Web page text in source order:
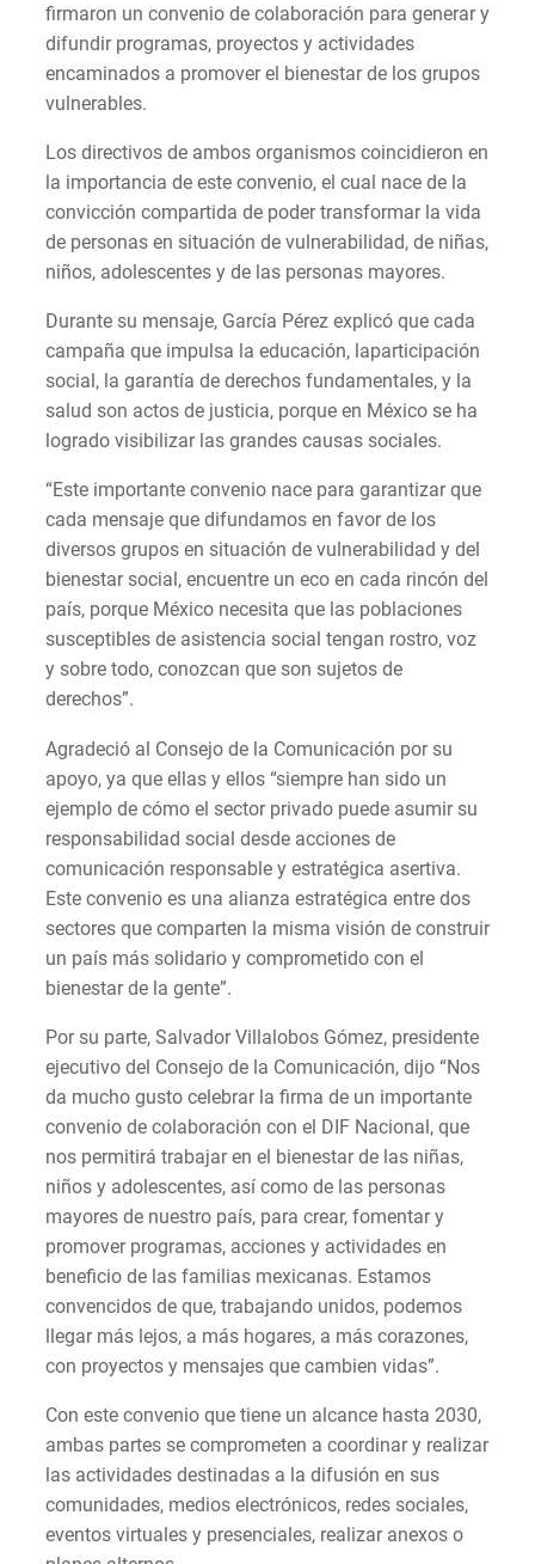
firmaron un convenio de colaboración para generar y
difundir programas, proyectos y actividades
encaminados a promover el bienestar de los grupos
vulnerables.
Los directivos de ambos organismos coincidieron en
la importancia de este convenio, el cual nace de la
convicción compartida de poder transformar la vida
de personas en situación de vulnerabilidad, de niñas,
niños, adolescentes y de las personas mayores.
Durante su mensaje, García Pérez explicó que cada
campaña que impulsa la educación, laparticipación
social, la garantía de derechos fundamentales, y la
salud son actos de justicia, porque en México se ha
logrado visibilizar las grandes causas sociales.
“Este importante convenio nace para garantizar que
cada mensaje que difundamos en favor de los
diversos grupos en situación de vulnerabilidad y del
bienestar social, encuentre un eco en cada rincón del
país, porque México necesita que las poblaciones
susceptibles de asistencia social tengan rostro, voz
y sobre todo, conozcan que son sujetos de
derechos”.
Agradeció al Consejo de la Comunicación por su
apoyo, ya que ellas y ellos “siempre han sido un
ejemplo de cómo el sector privado puede asumir su
responsabilidad social desde acciones de
comunicación responsable y estratégica asertiva.
Este convenio es una alianza estratégica entre dos
sectores que comparten la misma visión de construir
un país más solidario y comprometido con el
bienestar de la gente”.
Por su parte, Salvador Villalobos Gómez, presidente
ejecutivo del Consejo de la Comunicación, dijo “Nos
da mucho gusto celebrar la firma de un importante
convenio de colaboración con el DIF Nacional, que
nos permitirá trabajar en el bienestar de las niñas,
niños y adolescentes, así como de las personas
mayores de nuestro país, para crear, fomentar y
promover programas, acciones y actividades en
beneficio de las familias mexicanas. Estamos
convencidos de que, trabajando unidos, podemos
llegar más lejos, a más hogares, a más corazones,
con proyectos y mensajes que cambien vidas”.
Con este convenio que tiene un alcance hasta 2030,
ambas partes se comprometen a coordinar y realizar
las actividades destinadas a la difusión en sus
comunidades, medios electrónicos, redes sociales,
eventos virtuales y presenciales, realizar anexos o